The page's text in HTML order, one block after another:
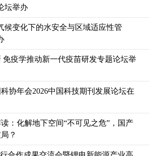
坛举办
候变化下的水安全与区域适应性管
免疫学推动新一代疫苗研发专题论坛举
协年会2026中国科技期刊发展论坛在
：化解地下空间“不可见之危”，国产
？